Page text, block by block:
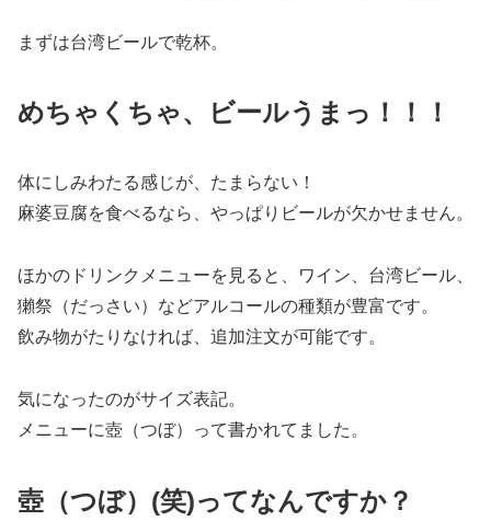
まずは台湾ビールで乾杯。
めちゃくちゃ、ビールうまっ！！！
体にしみわたる感じが、たまらない！
麻婆豆腐を食べるなら、やっぱりビールが欠かせません。
ほかのドリンクメニューを見ると、ワイン、台湾ビール、
獺祭（だっさい）などアルコールの種類が豊富です。
飲み物がたりなければ、追加注文が可能です。
気になったのがサイズ表記。
メニューに壺（つぼ）って書かれてました。
壺（つぼ）(笑)ってなんですか？